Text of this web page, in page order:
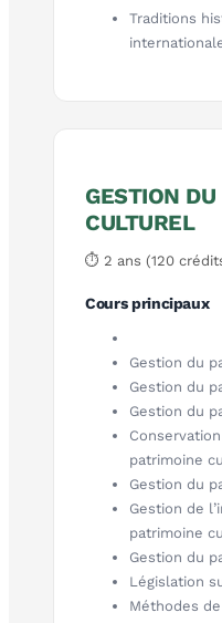
Traditions
GESTION
CULTUREL
⏱ 2 ans (120
Cours principaux
Gestion du
Gestion du
Gestion du
patrimoine
Gestion du
Gestion de
patrimoine
Gestion du
Législation
Méthodes